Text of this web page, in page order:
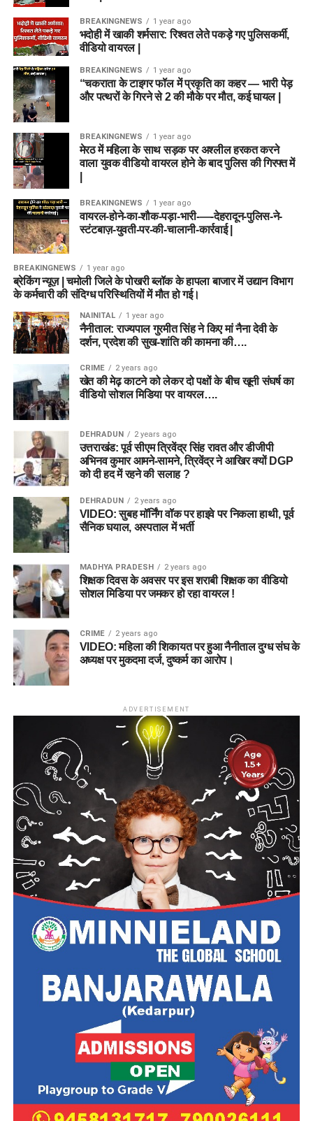
BREAKINGNEWS 1 year ago
भदोही में खाकी शर्मसार: रिश्वत लेते पकड़े गए पुलिसकर्मी,
वीडियो वायरल |
BREAKINGNEWS 1 year ago
“चकराता के टाइगर फॉल में प्रकृति का कहर — भारी पेड़
और पत्थरों के गिरने से 2 की मौके पर मौत, कई घायल |
BREAKINGNEWS 1 year ago
मेरठ में महिला के साथ सड़क पर अश्लील हरकत करने
वाला युवक वीडियो वायरल होने के बाद पुलिस की गिरफ्त में
BREAKINGNEWS 1 year ago
वायरल-होने-का-शौक-पड़ा-भारी-—-देहरादून-पुलिस-ने-
स्टंटबाज़-युवती-पर-की-चालानी-कार्रवाई |
BREAKINGNEWS 1 year ago
ब्रेकिंग न्यूज़ | चमोली जिले के पोखरी ब्लॉक के हापला बाजार में उद्यान विभाग
के कर्मचारी की संदिग्ध परिस्थितियों में मौत हो गई।
NAINITAL 1 year ago
नैनीताल: राज्यपाल गुरमीत सिंह ने किए मां नैना देवी के
दर्शन, प्रदेश की सुख-शांति की कामना की….
CRIME 2 years ago
खेत की मेढ़ काटने को लेकर दो पक्षों के बीच खूनी संघर्ष का
वीडियो सोशल मिडिया पर वायरल….
DEHRADUN 2 years ago
उत्तराखंड: पूर्व सीएम त्रिवेंद्र सिंह रावत और डीजीपी
अभिनव कुमार आमने-सामने, त्रिवेंद्र ने आखिर क्यों DGP
को दी हद में रहने की सलाह ?
DEHRADUN 2 years ago
VIDEO: सुबह मॉर्निंग वॉक पर हाइवे पर निकला हाथी, पूर्व
सैनिक घयाल, अस्पताल में भर्ती
MADHYA PRADESH 2 years ago
शिक्षक दिवस के अवसर पर इस शराबी शिक्षक का वीडियो
सोशल मिडिया पर जमकर हो रहा वायरल !
CRIME 2 years ago
VIDEO: महिला की शिकायत पर हुआ नैनीताल दुग्ध संघ के
अध्यक्ष पर मुकदमा दर्ज, दुष्कर्म का आरोप।
ADVERTISEMENT